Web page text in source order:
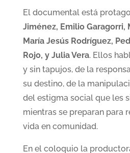
El documental está
Jiménez, Emilio Garagorri,
María Jesús Rodríguez,
Rojo, y Julia Vera. Ellos
y sin tapujos, de la
su destino, de la
del estigma social que les
mientras se preparan para
vida en comunidad.
En el coloquio la